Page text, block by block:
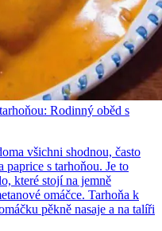
Rodinný oběd s
všichni shodnou, často
paprice s tarhoňou. Je to
které stojí na jemně
omáčce. Tarhoňa k
pěkně nasaje a na talíři